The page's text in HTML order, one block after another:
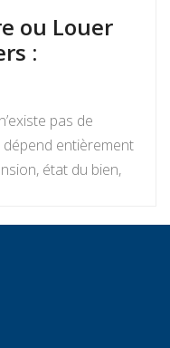
ou Louer
:
pas de
entièrement
état du bien,